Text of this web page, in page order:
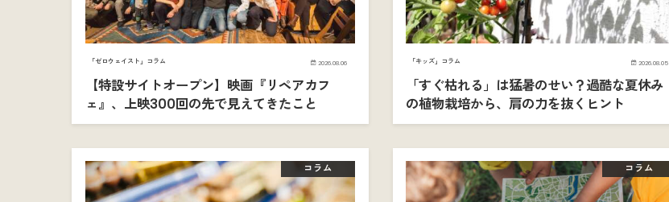
「ゼロウェイスト」コラム 2026.08.06
【特設サイトオープン】映画『リペアカフ
ェ』、上映300回の先で見えてきたこと
「キッズ」コラム 2026.08.05
「すぐ枯れる」は猛暑のせい？過酷な夏休み
の植物栽培から、肩の力を抜くヒント
コラム コラム